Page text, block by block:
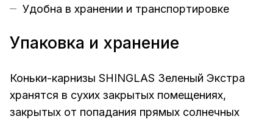
Удобна в хранении и транспортировке
Упаковка и хранение
Коньки-карнизы SHINGLAS Зеленый Экстра
хранятся в сухих закрытых помещениях,
закрытых от попадания прямых солнечных